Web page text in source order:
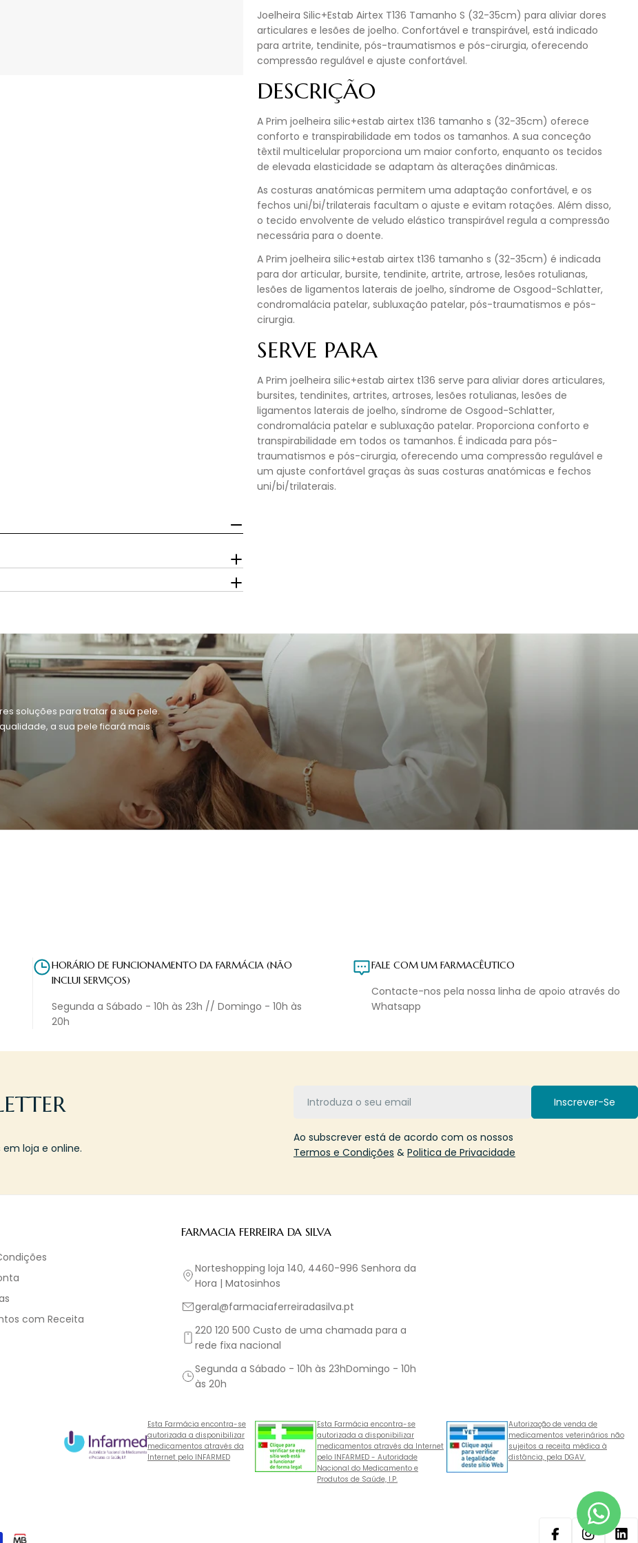
Joelheira Silic+Estab Airtex T136 Tamanho S (32-35cm) para aliviar dores
articulares e lesões de joelho. Confortável e transpirável, está indicado
para artrite, tendinite, pós-traumatismos e pós-cirurgia, oferecendo
compressão regulável e ajuste confortável.
DESCRIÇÃO
A Prim joelheira silic+estab airtex t136 tamanho s (32-35cm) oferece
conforto e transpirabilidade em todos os tamanhos. A sua conceção
têxtil multicelular proporciona um maior conforto, enquanto os tecidos
de elevada elasticidade se adaptam às alterações dinâmicas.
As costuras anatómicas permitem uma adaptação confortável, e os
fechos uni/bi/trilaterais facultam o ajuste e evitam rotações. Além disso,
o tecido envolvente de veludo elástico transpirável regula a compressão
necessária para o doente.
A Prim joelheira silic+estab airtex t136 tamanho s (32-35cm) é indicada
para dor articular, bursite, tendinite, artrite, artrose, lesões rotulianas,
lesões de ligamentos laterais de joelho, síndrome de Osgood-Schlatter,
condromalácia patelar, subluxação patelar, pós-traumatismos e pós-
cirurgia.
SERVE PARA
A Prim joelheira silic+estab airtex t136 serve para aliviar dores articulares,
bursites, tendinites, artrites, artroses, lesões rotulianas, lesões de
ligamentos laterais de joelho, síndrome de Osgood-Schlatter,
condromalácia patelar e subluxação patelar. Proporciona conforto e
transpirabilidade em todos os tamanhos. É indicada para pós-
traumatismos e pós-cirurgia, oferecendo uma compressão regulável e
um ajuste confortável graças às suas costuras anatómicas e fechos
uni/bi/trilaterais.
soluções para tratar a sua pele.
a sua pele ficará mais
HORÁRIO DE FUNCIONAMENTO DA FARMÁCIA (NÃO
INCLUI SERVIÇOS)
Segunda a Sábado - 10h às 23h // Domingo - 10h às
20h
FALE COM UM FARMACÊUTICO
Contacte-nos pela nossa linha de apoio através do
Whatsapp
loja e online.
Inscrever-Se
Ao subscrever está de acordo com os nossos
Termos e Condições & Politica de Privacidade
com Receita
FARMACIA FERREIRA DA SILVA
Norteshopping loja 140, 4460-996 Senhora da
Hora | Matosinhos
geral@farmaciaferreiradasilva.pt
220 120 500 Custo de uma chamada para a
rede fixa nacional
Segunda a Sábado - 10h às 23hDomingo - 10h
às 20h
Esta Farmácia encontra-se
autorizada a disponibilizar
medicamentos através da
Internet pelo INFARMED
Esta Farmácia encontra-se
autorizada a disponibilizar
medicamentos através da Internet
pelo INFARMED - Autoridade
Nacional do Medicamento e
Produtos de Saúde, I.P.
Autorização de venda de
medicamentos veterinários não
sujeitos a receita médica à
distância, pela DGAV.